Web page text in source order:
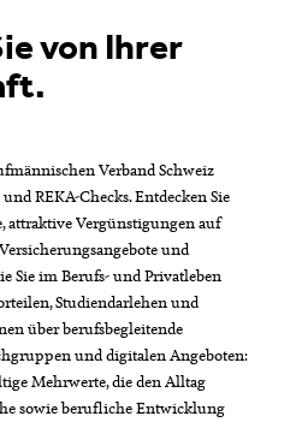
von Ihrer
Verband Schweiz
REKA-Checks. Entdecken Sie
attraktive Vergünstigungen auf
und
Sie im Berufs- und Privatleben
Studiendarlehen und
über berufsbegleitende
und digitalen Angeboten:
Mehrwerte, die den Alltag
sowie berufliche Entwicklung